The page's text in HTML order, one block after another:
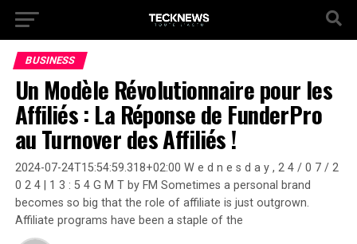
BUSINESS
Un Modèle Révolutionnaire pour les
Affiliés : La Réponse de FunderPro
au Turnover des Affiliés !
2024-07-24T15:54:59.318+02:00 W e d n e s d a y , 2 4 / 0 7 / 2
0 2 4 | 1 3 : 5 4 G M T by FM Sometimes a personal brand
becomes so big that the role of affiliate is just outgrown.
Affiliate programs have been a staple of the